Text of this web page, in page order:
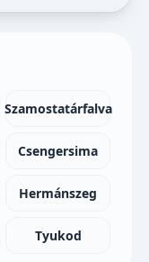
Szamostatárfalva
Csengersima
Hermánszeg
Tyukod